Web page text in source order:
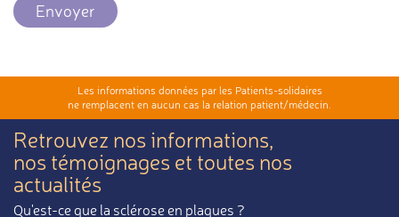
Envoyer
Les informations données par les Patients-solidaires
ne remplacent en aucun cas la relation patient/médecin.
Retrouvez nos informations,
nos témoignages et toutes nos
actualités
Qu'est-ce que la sclérose en plaques ?